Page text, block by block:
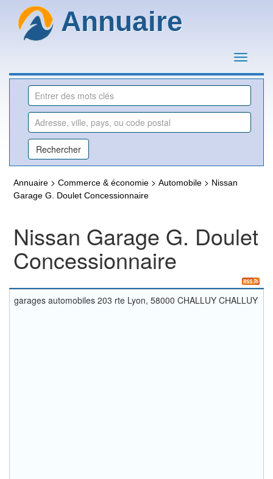
Annuaire
Annuaire > Commerce & économie > Automobile > Nissan
Garage G. Doulet Concessionnaire
Nissan Garage G. Doulet
Concessionnaire
garages automobiles 203 rte Lyon, 58000 CHALLUY CHALLUY